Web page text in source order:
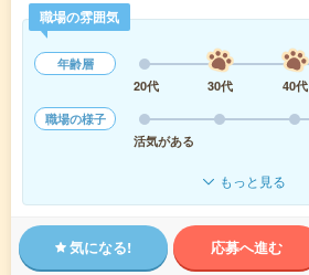
職場の雰囲気
年齢層
20代
30代 40代
職場の様子
活気がある
もっと見る
気になる! 応募へ進む